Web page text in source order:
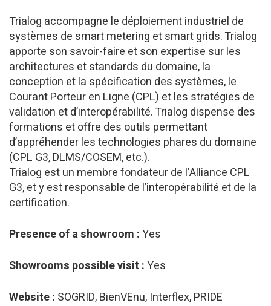
Trialog accompagne le déploiement industriel de
systèmes de smart metering et smart grids. Trialog
apporte son savoir-faire et son expertise sur les
architectures et standards du domaine, la
conception et la spécification des systèmes, le
Courant Porteur en Ligne (CPL) et les stratégies de
validation et d’interopérabilité. Trialog dispense des
formations et offre des outils permettant
d’appréhender les technologies phares du domaine
(CPL G3, DLMS/COSEM, etc.).
Trialog est un membre fondateur de l’Alliance CPL
G3, et y est responsable de l’interopérabilité et de la
certification.
Presence of a showroom :Yes
Showrooms possible visit :Yes
Website : SOGRID, BienVEnu, Interflex, PRIDE